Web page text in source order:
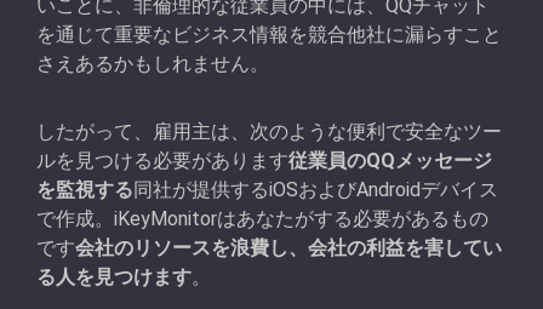
いことに、非倫理的な従業員の中には、QQチャット
を通じて重要なビジネス情報を競合他社に漏らすこと
さえあるかもしれません。
したがって、雇用主は、次のような便利で安全なツー
ルを見つける必要があります従業員のQQメッセージ
を監視する同社が提供するiOSおよびAndroidデバイス
で作成。iKeyMonitorはあなたがする必要があるもの
です会社のリソースを浪費し、会社の利益を害してい
る人を見つけます。